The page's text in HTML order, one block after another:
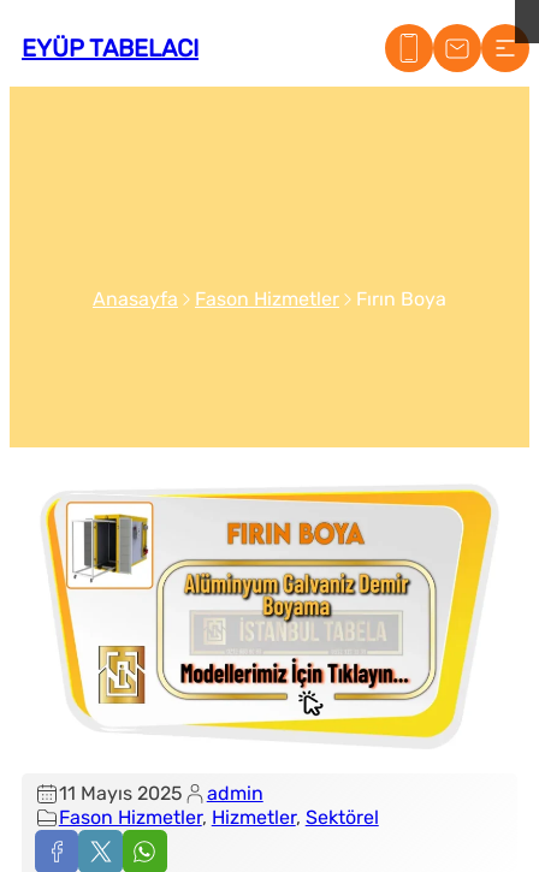
EYÜP TABELACI
Anasayfa Fason Hizmetler Fırın Boya
11 Mayıs 2025
admin
Fason Hizmetler, Hizmetler, Sektörel